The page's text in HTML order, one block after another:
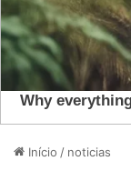
Início / noticias